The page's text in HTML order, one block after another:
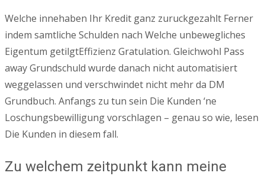
Welche innehaben Ihr Kredit ganz zuruckgezahlt Ferner
indem samtliche Schulden nach Welche unbewegliches
Eigentum getilgtEffizienz Gratulation. Gleichwohl Pass
away Grundschuld wurde danach nicht automatisiert
weggelassen und verschwindet nicht mehr da DM
Grundbuch. Anfangs zu tun sein Die Kunden ‘ne
Loschungsbewilligung vorschlagen – genau so wie, lesen
Die Kunden in diesem fall.
Zu welchem zeitpunkt kann meine